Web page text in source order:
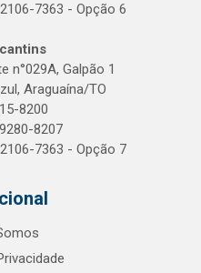
7363 - Opção 6
n°029A, Galpão 1
Araguaína/TO
8200
8207
7363 - Opção 7